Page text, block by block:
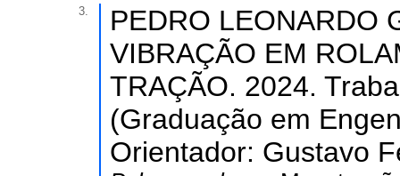
3.
PEDRO LEONARDO
VIBRAÇÃO EM
TRAÇÃO. 2024.
(Graduação em
Orientador: Gustavo